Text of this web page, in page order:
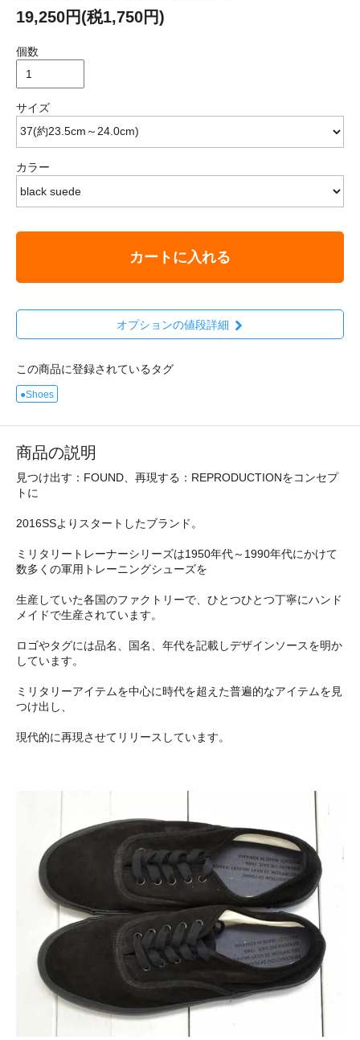
19,250円(税1,750円)
個数
サイズ
カラー
カートに入れる
オプションの値段詳細
この商品に登録されているタグ
●Shoes
商品の説明
見つけ出す：FOUND、再現する：REPRODUCTIONをコンセプ
トに
2016SSよりスタートしたブランド。
ミリタリートレーナーシリーズは1950年代～1990年代にかけて
数多くの軍用トレーニングシューズを
生産していた各国のファクトリーで、ひとつひとつ丁寧にハンド
メイドで生産されています。
ロゴやタグには品名、国名、年代を記載しデザインソースを明か
しています。
ミリタリーアイテムを中心に時代を超えた普遍的なアイテムを見
つけ出し、
現代的に再現させてリリースしています。